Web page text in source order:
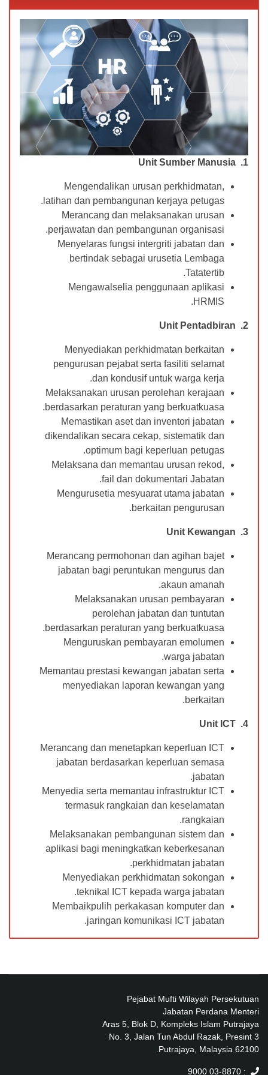
1. Unit Sumber Manusia
Mengendalikan urusan perkhidmatan,
latihan dan pembangunan kerjaya petugas.
Merancang dan melaksanakan urusan
perjawatan dan pembangunan organisasi.
Menyelaras fungsi intergriti jabatan dan
bertindak sebagai urusetia Lembaga
Tatatertib.
Mengawalselia penggunaan aplikasi
HRMIS.
2. Unit Pentadbiran
Menyediakan perkhidmatan berkaitan
pengurusan pejabat serta fasiliti selamat
dan kondusif untuk warga kerja.
Melaksanakan urusan perolehan kerajaan
berdasarkan peraturan yang berkuatkuasa.
Memastikan aset dan inventori jabatan
dikendalikan secara cekap, sistematik dan
optimum bagi keperluan petugas.
Melaksana dan memantau urusan rekod,
fail dan dokumentari Jabatan.
Mengurusetia mesyuarat utama jabatan
berkaitan pengurusan.
3. Unit Kewangan
Merancang permohonan dan agihan bajet
jabatan bagi peruntukan mengurus dan
akaun amanah.
Melaksanakan urusan pembayaran
perolehan jabatan dan tuntutan
berdasarkan peraturan yang berkuatkuasa.
Menguruskan pembayaran emolumen
warga jabatan.
Memantau prestasi kewangan jabatan serta
menyediakan laporan kewangan yang
berkaitan.
4. Unit ICT
Merancang dan menetapkan keperluan ICT
jabatan berdasarkan keperluan semasa
jabatan.
Menyedia serta memantau infrastruktur ICT
termasuk rangkaian dan keselamatan
rangkaian.
Melaksanakan pembangunan sistem dan
aplikasi bagi meningkatkan keberkesanan
perkhidmatan jabatan.
Menyediakan perkhidmatan sokongan
teknikal ICT kepada warga jabatan.
Membaikpulih perkakasan komputer dan
jaringan komunikasi ICT jabatan.
Pejabat Mufti Wilayah Persekutuan
Jabatan Perdana Menteri
Aras 5, Blok D, Kompleks Islam Putrajaya
No. 3, Jalan Tun Abdul Razak, Presint 3
62100 Putrajaya, Malaysia.
: 03-8870 9000